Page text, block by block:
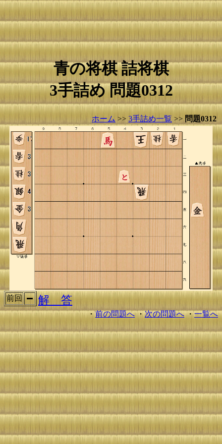
青の将棋 詰将棋
3手詰め 問題0312
ホーム >> 3手詰め一覧 >> 問題0312
前回 解 答
・前の問題へ・次の問題へ・一覧へ